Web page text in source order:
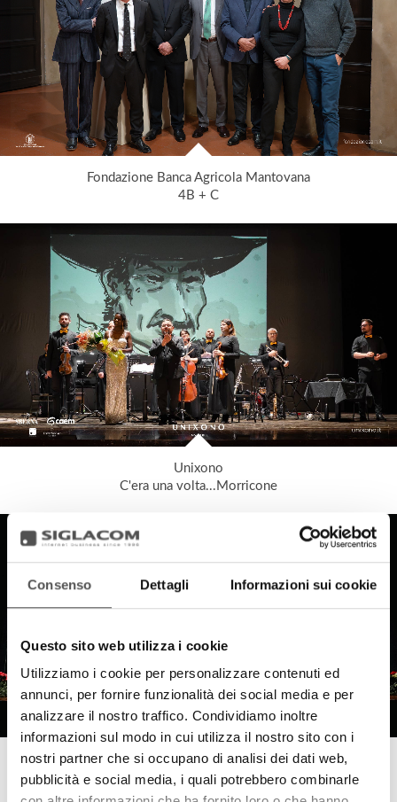
Consenso Dettagli Informazioni sui cookie
Questo sito web utilizza i cookie
Utilizziamo i cookie per personalizzare contenuti ed
annunci, per fornire funzionalità dei social media e per
analizzare il nostro traffico. Condividiamo inoltre
informazioni sul modo in cui utilizza il nostro sito con i
nostri partner che si occupano di analisi dei dati web,
pubblicità e social media, i quali potrebbero combinarle
Fondazione Banca Agricola Mantovana
4B + C
Unixono
C'era una volta...Morricone
Teatro Sociale Mantova
Tradizionale Concerto di Capodanno 2025